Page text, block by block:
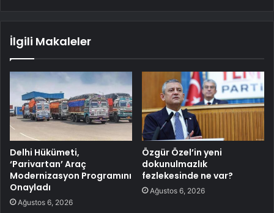
İlgili Makaleler
Delhi Hükümeti,
‘Parivartan’ Araç
Modernizasyon Programını
Onayladı
Ağustos 6, 2026
Özgür Özel’in yeni
dokunulmazlık
fezlekesinde ne var?
Ağustos 6, 2026